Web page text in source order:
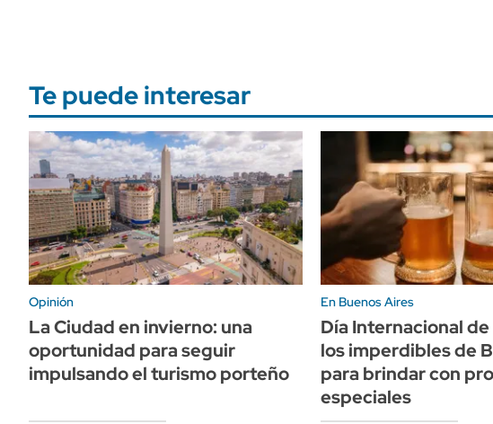
Te puede interesar
Opinión
La Ciudad en invierno: una
oportunidad para seguir
impulsando el turismo porteño
En Buenos Aires
Día Internacional de
los imperdibles de
para brindar con
especiales